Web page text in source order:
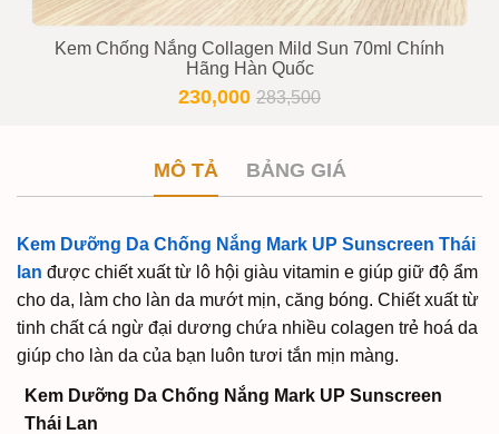
Kem Chống Nắng Collagen Mild Sun 70ml Chính
Hãng Hàn Quốc
230,000 283,500
MÔ TẢ BẢNG GIÁ
Kem Dưỡng Da Chống Nắng Mark UP Sunscreen Thái
lan được chiết xuất từ lô hội giàu vitamin e giúp giữ độ ẩm
cho da, làm cho làn da mướt mịn, căng bóng. Chiết xuất từ
tinh chất cá ngừ đại dương chứa nhiều colagen trẻ hoá da
giúp cho làn da của bạn luôn tươi tắn mịn màng.
Kem Dưỡng Da Chống Nắng Mark UP Sunscreen
Thái Lan